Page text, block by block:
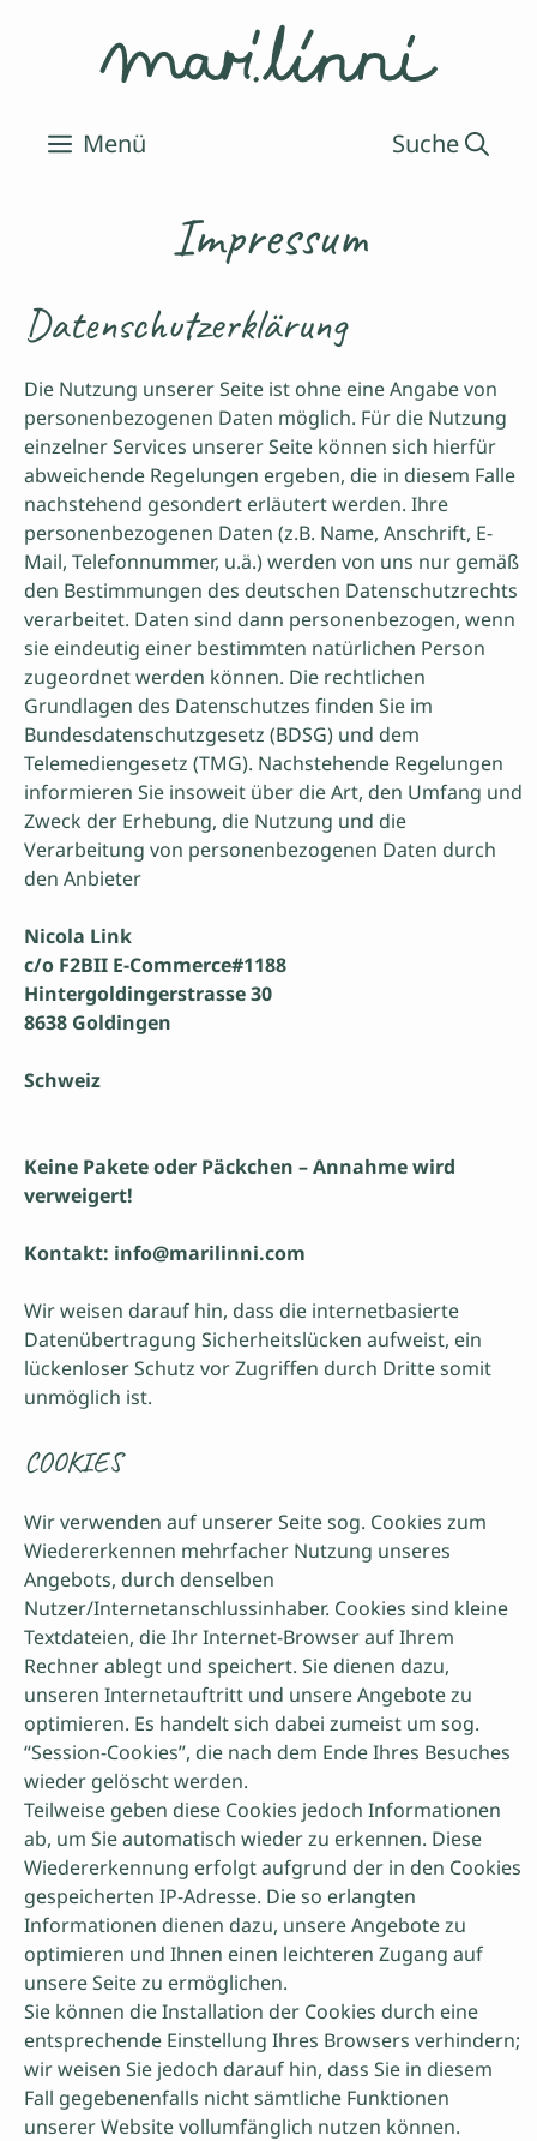
Menü
Impressum
Datenschutzerklärung
Die Nutzung unserer Seite ist ohne eine Angabe von
personenbezogenen Daten möglich. Für die Nutzung
einzelner Services unserer Seite können sich hierfür
abweichende Regelungen ergeben, die in diesem Falle
nachstehend gesondert erläutert werden. Ihre
personenbezogenen Daten (z.B. Name, Anschrift, E-
Mail, Telefonnummer, u.ä.) werden von uns nur gemäß
den Bestimmungen des deutschen Datenschutzrechts
verarbeitet. Daten sind dann personenbezogen, wenn
sie eindeutig einer bestimmten natürlichen Person
zugeordnet werden können. Die rechtlichen
Grundlagen des Datenschutzes finden Sie im
Bundesdatenschutzgesetz (BDSG) und dem
Telemediengesetz (TMG). Nachstehende Regelungen
informieren Sie insoweit über die Art, den Umfang und
Zweck der Erhebung, die Nutzung und die
Verarbeitung von personenbezogenen Daten durch
den Anbieter
Nicola Link
c/o F2BII E-Commerce#1188
Hintergoldingerstrasse 30
8638 Goldingen
Schweiz
Keine Pakete oder Päckchen – Annahme wird
verweigert!
Kontakt: info@marilinni.com
Wir weisen darauf hin, dass die internetbasierte
Datenübertragung Sicherheitslücken aufweist, ein
lückenloser Schutz vor Zugriffen durch Dritte somit
unmöglich ist.
COOKIES
Wir verwenden auf unserer Seite sog. Cookies zum
Wiedererkennen mehrfacher Nutzung unseres
Angebots, durch denselben
Nutzer/Internetanschlussinhaber. Cookies sind kleine
Textdateien, die Ihr Internet-Browser auf Ihrem
Rechner ablegt und speichert. Sie dienen dazu,
unseren Internetauftritt und unsere Angebote zu
optimieren. Es handelt sich dabei zumeist um sog.
“Session-Cookies”, die nach dem Ende Ihres Besuches
wieder gelöscht werden.
Teilweise geben diese Cookies jedoch Informationen
ab, um Sie automatisch wieder zu erkennen. Diese
Wiedererkennung erfolgt aufgrund der in den Cookies
gespeicherten IP-Adresse. Die so erlangten
Informationen dienen dazu, unsere Angebote zu
optimieren und Ihnen einen leichteren Zugang auf
unsere Seite zu ermöglichen.
Sie können die Installation der Cookies durch eine
entsprechende Einstellung Ihres Browsers verhindern;
wir weisen Sie jedoch darauf hin, dass Sie in diesem
Fall gegebenenfalls nicht sämtliche Funktionen
unserer Website vollumfänglich nutzen können.